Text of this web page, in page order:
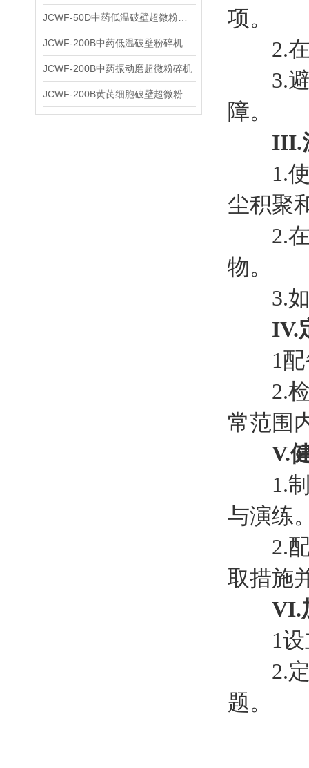
JCWF-200B中药低温破壁粉碎机
JCWF-200B中药振动磨超微粉碎机
项。
2.在
3.避
障。
III.
1.使
尘积聚
2.在
物。
3.如
IV.
1配备
2.检
常范围
V.
1.制
与演练
2.配
取措施
VI.
1设立
2.定
题。